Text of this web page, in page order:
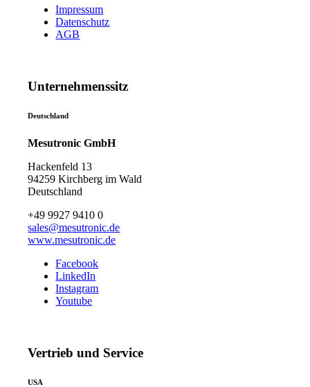
Impressum
Datenschutz
AGB
Unternehmenssitz
Deutschland
Mesutronic GmbH
Hackenfeld 13
94259 Kirchberg im Wald
Deutschland
+49 9927 9410 0
sales@mesutronic.de
www.mesutronic.de
Facebook
LinkedIn
Instagram
Youtube
Vertrieb und Service
USA